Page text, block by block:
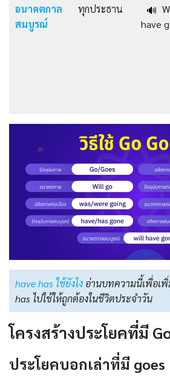
อนาคตกาล
สมบูรณ์
ทุกประธาน 🔊
have
have has ใช้ยังไง อ่านบทความนี้เพื่อเ
has ไปใช้ให้ถูกต้องในชีวิตประจำวัน
โครงสร้างประโยคที่มี
ประโยคบอกเล่าที่มี goes